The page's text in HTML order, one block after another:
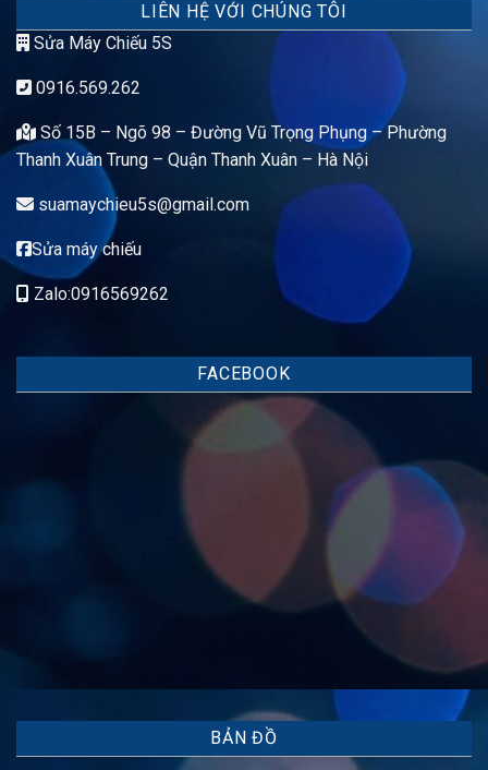
LIÊN HỆ VỚI CHÚNG TÔI
Sửa Máy Chiếu 5S
0916.569.262
Số 15B – Ngõ 98 – Đường Vũ Trọng Phụng – Phường
Thanh Xuân Trung – Quận Thanh Xuân – Hà Nội
suamaychieu5s@gmail.com
Sửa máy chiếu
Zalo:0916569262
FACEBOOK
BẢN ĐỒ